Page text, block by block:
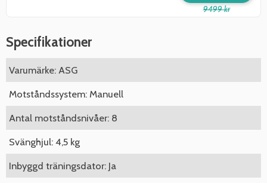
9499 kr
Specifikationer
Varumärke: ASG
Motståndssystem: Manuell
Antal motståndsnivåer: 8
Svänghjul: 4,5 kg
Inbyggd träningsdator: Ja